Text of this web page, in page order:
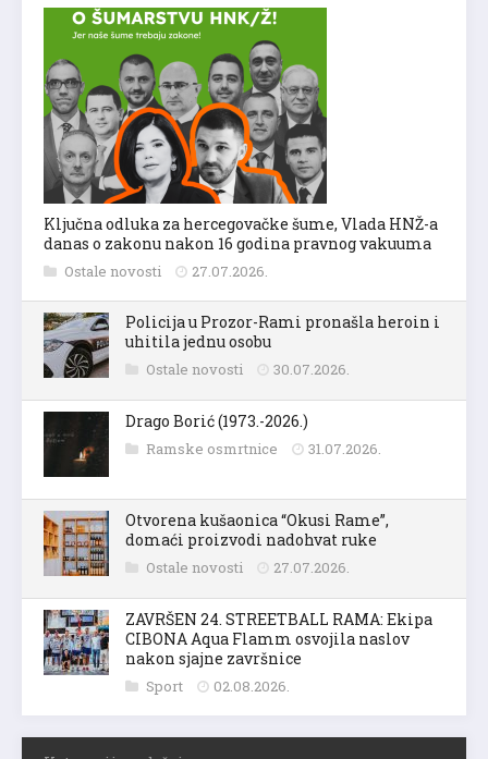
Ključna odluka za hercegovačke šume, Vlada HNŽ-a
danas o zakonu nakon 16 godina pravnog vakuuma
Ostale novosti 27.07.2026.
Policija u Prozor-Rami pronašla heroin i
uhitila jednu osobu
Ostale novosti 30.07.2026.
Drago Borić (1973.-2026.)
Ramske osmrtnice 31.07.2026.
Otvorena kušaonica “Okusi Rame”,
domaći proizvodi nadohvat ruke
Ostale novosti 27.07.2026.
ZAVRŠEN 24. STREETBALL RAMA: Ekipa
CIBONA Aqua Flamm osvojila naslov
nakon sjajne završnice
Sport 02.08.2026.